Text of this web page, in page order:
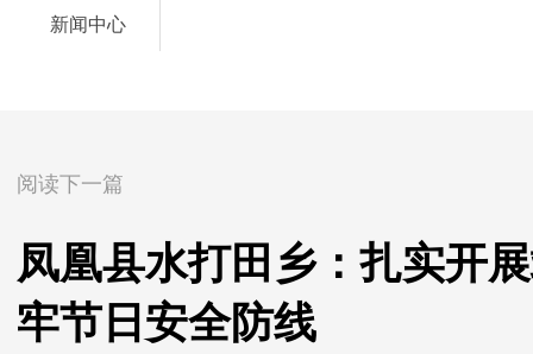
新闻中心
阅读下一篇
凤凰县水打田乡：扎实开
牢节日安全防线